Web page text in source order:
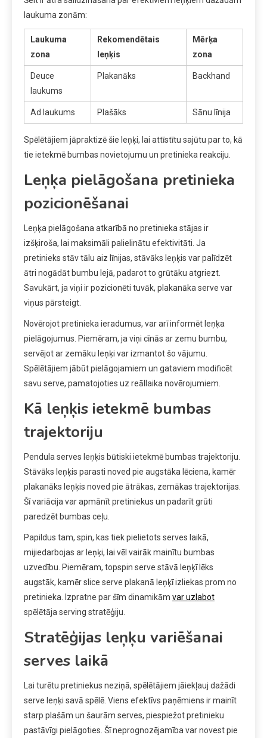
laukuma zonām:
Laukuma
zona
Rekomendētais
leņķis
Mērķa
zona
Deuce
laukums
Plakanāks Backhand
Ad laukums Plašāks Sānu līnija
Spēlētājiem jāpraktizē šie leņķi, lai attīstītu sajūtu par to, kā
tie ietekmē bumbas novietojumu un pretinieka reakciju.
Leņķa pielāgošana pretinieka
pozicionēšanai
Leņķa pielāgošana atkarībā no pretinieka stājas ir
izšķiroša, lai maksimāli palielinātu efektivitāti. Ja
pretinieks stāv tālu aiz līnijas, stāvāks leņķis var palīdzēt
ātri nogādāt bumbu lejā, padarot to grūtāku atgriezt.
Savukārt, ja viņi ir pozicionēti tuvāk, plakanāka serve var
viņus pārsteigt.
Novērojot pretinieka ieradumus, var arī informēt leņķa
pielāgojumus. Piemēram, ja viņi cīnās ar zemu bumbu,
servējot ar zemāku leņķi var izmantot šo vājumu.
Spēlētājiem jābūt pielāgojamiem un gataviem modificēt
savu serve, pamatojoties uz reāllaika novērojumiem.
Kā leņķis ietekmē bumbas
trajektoriju
Pendula serves leņķis būtiski ietekmē bumbas trajektoriju.
Stāvāks leņķis parasti noved pie augstāka lēciena, kamēr
plakanāks leņķis noved pie ātrākas, zemākas trajektorijas.
Šī variācija var apmānīt pretiniekus un padarīt grūti
paredzēt bumbas ceļu.
Papildus tam, spin, kas tiek pielietots serves laikā,
mijiedarbojas ar leņķi, lai vēl vairāk mainītu bumbas
uzvedību. Piemēram, topspin serve stāvā leņķī lēks
augstāk, kamēr slice serve plakanā leņķī izliekas prom no
pretinieka. Izpratne par šīm dinamikām var uzlabot
spēlētāja serving stratēģiju.
Stratēģijas leņķu variēšanai
serves laikā
Lai turētu pretiniekus neziņā, spēlētājiem jāiekļauj dažādi
serve leņķi savā spēlē. Viens efektīvs paņēmiens ir mainīt
starp plašām un šaurām serves, piespiežot pretinieku
pastāvīgi pielāgoties. Šī neprognozējamība var novest pie